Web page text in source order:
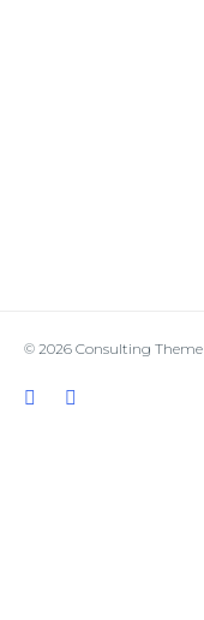
© 2026 Consulting Theme